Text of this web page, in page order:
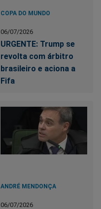
COPA DO MUNDO
06/07/2026
URGENTE: Trump se
revolta com árbitro
brasileiro e aciona a
Fifa
ANDRÉ MENDONÇA
06/07/2026